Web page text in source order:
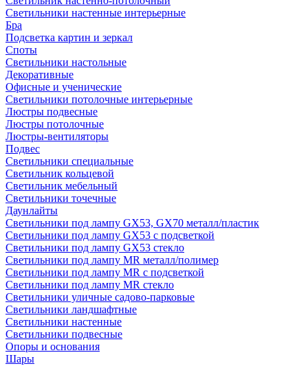
Светильники настенные интерьерные
Бра
Подсветка картин и зеркал
Споты
Светильники настольные
Декоративные
Офисные и ученические
Светильники потолочные интерьерные
Люстры подвесные
Люстры потолочные
Люстры-вентиляторы
Подвес
Светильники специальные
Светильник кольцевой
Светильник мебельный
Светильники точечные
Даунлайты
Светильники под лампу GX53, GX70 металл/пластик
Светильники под лампу GX53 с подсветкой
Светильники под лампу GX53 стекло
Светильники под лампу MR металл/полимер
Светильники под лампу MR с подсветкой
Светильники под лампу MR стекло
Светильники уличные садово-парковые
Светильники ландшафтные
Светильники настенные
Светильники подвесные
Опоры и основания
Шары